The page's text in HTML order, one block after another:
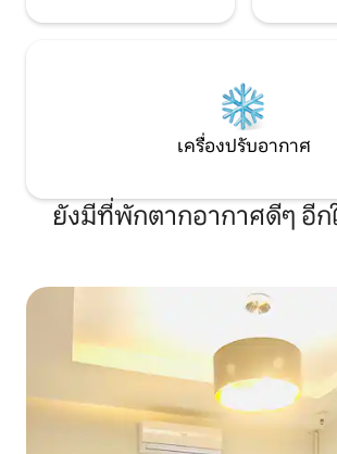
เครื่องปรับอากาศ
ยังมีที่พักตากอากาศดีๆ อีก